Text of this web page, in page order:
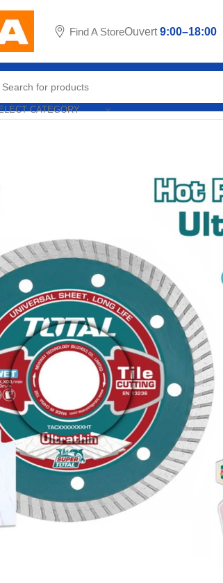
Find A StoreOuvert9:00–18:00
CATEGORY
/Outils manuels/DISQUE